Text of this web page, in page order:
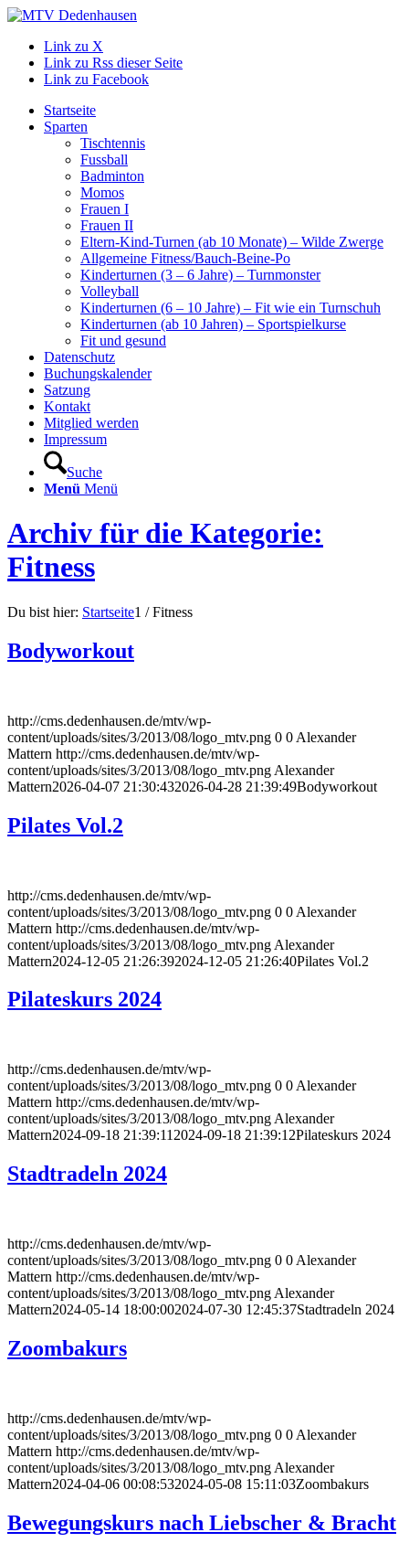
Link zu X
Link zu Rss dieser Seite
Link zu Facebook
Startseite
Sparten
Tischtennis
Fussball
Badminton
Momos
Frauen I
Frauen II
Eltern-Kind-Turnen (ab 10 Monate) – Wilde Zwerge
Allgemeine Fitness/Bauch-Beine-Po
Kinderturnen (3 – 6 Jahre) – Turnmonster
Volleyball
Kinderturnen (6 – 10 Jahre) – Fit wie ein Turnschuh
Kinderturnen (ab 10 Jahren) – Sportspielkurse
Fit und gesund
Datenschutz
Buchungskalender
Satzung
Kontakt
Mitglied werden
Impressum
Suche
Menü Menü
Archiv für die Kategorie:
Fitness
Du bist hier: Startseite1 / Fitness
Bodyworkout
http://cms.dedenhausen.de/mtv/wp-
content/uploads/sites/3/2013/08/logo_mtv.png 0 0 Alexander
Mattern http://cms.dedenhausen.de/mtv/wp-
content/uploads/sites/3/2013/08/logo_mtv.png Alexander
Mattern2026-04-07 21:30:432026-04-28 21:39:49Bodyworkout
Pilates Vol.2
http://cms.dedenhausen.de/mtv/wp-
content/uploads/sites/3/2013/08/logo_mtv.png 0 0 Alexander
Mattern http://cms.dedenhausen.de/mtv/wp-
content/uploads/sites/3/2013/08/logo_mtv.png Alexander
Mattern2024-12-05 21:26:392024-12-05 21:26:40Pilates Vol.2
Pilateskurs 2024
http://cms.dedenhausen.de/mtv/wp-
content/uploads/sites/3/2013/08/logo_mtv.png 0 0 Alexander
Mattern http://cms.dedenhausen.de/mtv/wp-
content/uploads/sites/3/2013/08/logo_mtv.png Alexander
Mattern2024-09-18 21:39:11 2024-09-18 21:39:12Pilateskurs 2024
Stadtradeln 2024
http://cms.dedenhausen.de/mtv/wp-
content/uploads/sites/3/2013/08/logo_mtv.png 0 0 Alexander
Mattern http://cms.dedenhausen.de/mtv/wp-
content/uploads/sites/3/2013/08/logo_mtv.png Alexander
Mattern2024-05-14 18:00:002024-07-30 12:45:37Stadtradeln 2024
Zoombakurs
http://cms.dedenhausen.de/mtv/wp-
content/uploads/sites/3/2013/08/logo_mtv.png 0 0 Alexander
Mattern http://cms.dedenhausen.de/mtv/wp-
content/uploads/sites/3/2013/08/logo_mtv.png Alexander
Mattern2024-04-06 00:08:532024-05-08 15:11:03Zoombakurs
Bewegungskurs nach Liebscher & Bracht